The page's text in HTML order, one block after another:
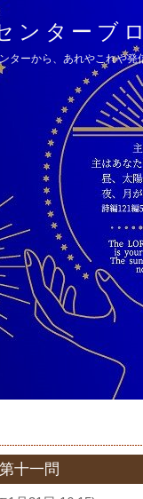
ンターブ
ターから、あれやこれや発
十一問